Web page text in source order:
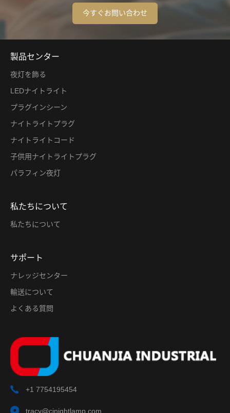
製品センター
夜灯を飾る
LEDナイトライト
プラグインシーン
ナイトライトプラグ
ナイトライトコード
子供用ナイトライトプラグ
パラフィン夜灯
私たちについて
私たちについて
サポート
ナレッジセンター
輸送について
よくある質問
+1 7754195454
tracy@cjnightlamp.com